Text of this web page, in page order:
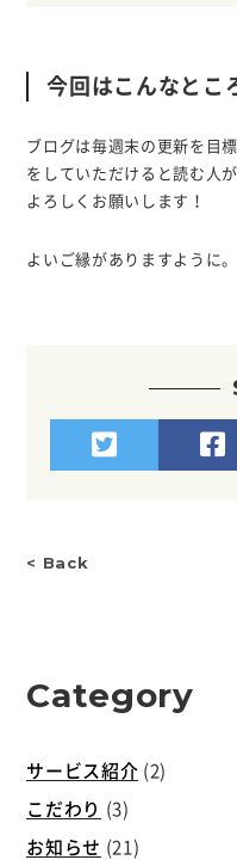
今回はこんなとこ
ブログは毎週末の更新を目
をしていただけると読む人
よろしくお願いします！
よいご縁がありますように。
< Back
Category
サービス紹介 (2)
こだわり (3)
お知らせ (21)